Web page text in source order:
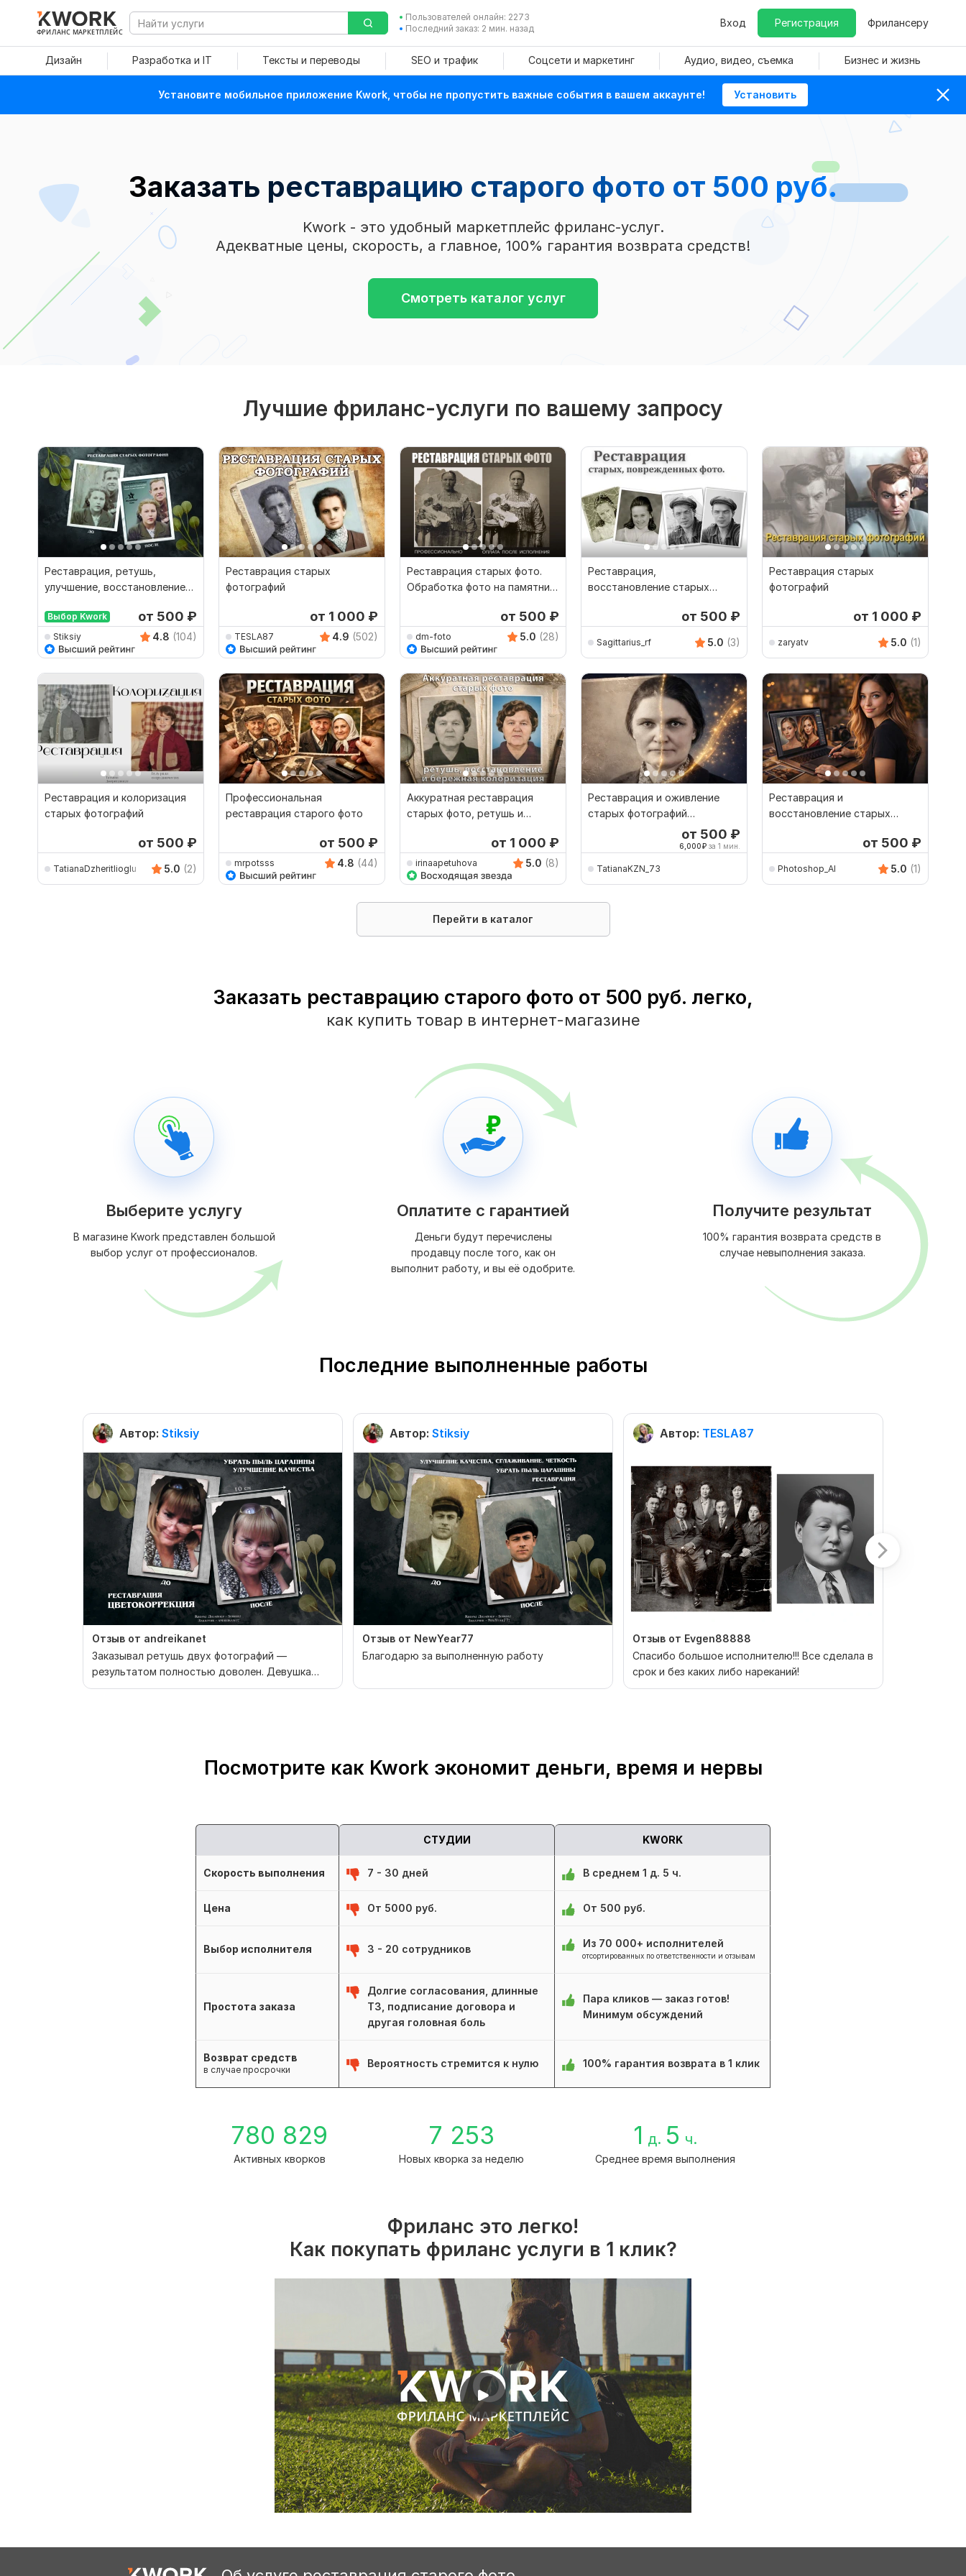
ФРИЛАНС МАРКЕТПЛЕЙС
Пользователей онлайн: 2273
Последний заказ: 2 мин. назад
Вход Регистрация Фрилансеру
Дизайн Разработка и IT Тексты и переводы SEO и трафик Соцсети и маркетинг Аудио, видео, съемка Бизнес и жизнь
Установите мобильное приложение Kwork, чтобы не пропустить важные события в вашем аккаунте! Установить
Заказать реставрацию старого фото от 500 руб.
Kwork - это удобный маркетплейс фриланс-услуг.
Адекватные цены, скорость, а главное, 100% гарантия возврата средств!
Смотреть каталог услуг
Лучшие фриланс-услуги по вашему запросу
Реставрация, ретушь,
улучшение, восстановление
Выбор Kwork от 500 ₽
Stiksiy 4.8 (104)
Реставрация старых
фотографий
от 1 000 ₽
TESLA87 4.9 (502)
Реставрация старых фото.
Обработка фото на памятник.
от 500 ₽
dm-foto 5.0 (28)
Реставрация,
восстановление старых
от 500 ₽
Sagittarius_rf 5.0 (3)
Реставрация старых
фотографий
от 1 000 ₽
zaryatv 5.0 (1)
Реставрация и колоризация
старых фотографий
от 500 ₽
TatianaDzheritlioglu 5.0 (2)
Профессиональная
реставрация старого фото
от 500 ₽
mrpotsss 4.8 (44)
Аккуратная реставрация
старых фото, ретушь и
от 1 000 ₽
irinaapetuhova 5.0 (8)
Реставрация и оживление
старых фотографий
от 500 ₽
6,000₽ за 1 мин.
TatianaKZN_73
Реставрация и
восстановление старых
от 500 ₽
Photoshop_AI 5.0 (1)
Перейти в каталог
Заказать реставрацию старого фото от 500 руб. легко,
как купить товар в интернет-магазине
Выберите услугу
В магазине Kwork представлен большой
выбор услуг от профессионалов.
Оплатите с гарантией
Деньги будут перечислены
продавцу после того, как он
выполнит работу, и вы её одобрите.
Получите результат
100% гарантия возврата средств в
случае невыполнения заказа.
Последние выполненные работы
Автор: Stiksiy
Отзыв от andreikanet
Заказывал ретушь двух фотографий —
результатом полностью доволен. Девушка
выполнила работу аккура...
Автор: Stiksiy
Отзыв от NewYear77
Благодарю за выполненную работу
Автор: TESLA87
Отзыв от Evgen88888
Спасибо большое исполнителю!!! Все сделала в
срок и без каких либо нареканий!
Посмотрите как Kwork экономит деньги, время и нервы
СТУДИИ KWORK
Скорость выполнения 7 - 30 дней В среднем 1 д. 5 ч.
Цена От 5000 руб. От 500 руб.
Выбор исполнителя 3 - 20 сотрудников Из 70 000+ исполнителей
отсортированных по ответственности и отзывам
Простота заказа
Долгие согласования, длинные
ТЗ, подписание договора и
другая головная боль
Пара кликов — заказ готов!
Минимум обсуждений
Возврат средств
в случае просрочки
Вероятность стремится к нулю 100% гарантия возврата в 1 клик
780 829
Активных кворков
7 253
Новых кворка за неделю
1 д. 5 ч.
Среднее время выполнения
Фриланс это легко!
Как покупать фриланс услуги в 1 клик?